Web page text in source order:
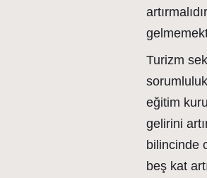
Turizm
eğitim
gelirini
bilincinde
beş kat